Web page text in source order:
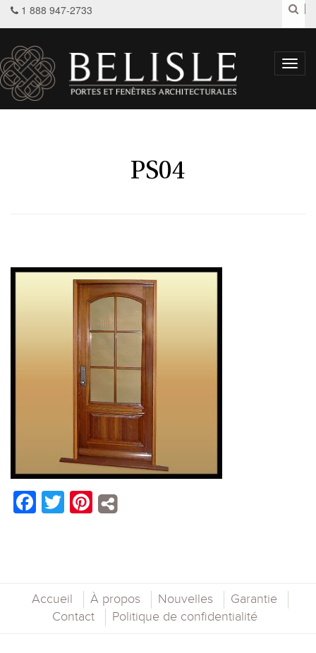
1 888 947-2733
PS04
Facebook
TwitterPinterest
Accueil À propos Nouvelles
Garantie
Contact
Politique de confidentialité